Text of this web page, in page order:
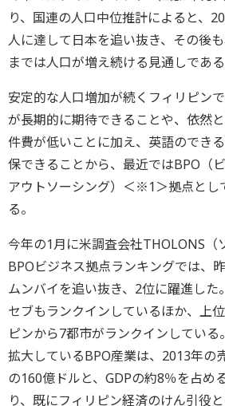
り、国連の人口中位推計によると、
人に達して日本を追い抜き、その後
までは人口が増え続ける見通しである
安定的な人口増加が続くフィリピン
が長期的に期待できることや、依然
件費が低いことに加え、英語のでき
保できることから、最近ではBPO（
アウトソーシング）＜※1＞拠点とし
る。
今年の1月に米調査会社THOLONS（
BPOビジネス拠点ランキングでは、
ムンバイを追い抜き、2位に躍進した
セブもランクインしているほか、上
ピンから7都市がランクインしてい
拡大しているBPO産業は、2013年の
の160億ドルと、GDPの約8％を占め
り、既にフィリピン経済のけん引役